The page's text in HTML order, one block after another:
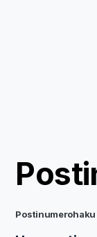
Postinumerohaku